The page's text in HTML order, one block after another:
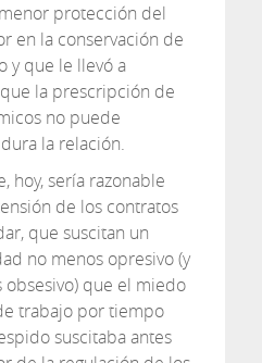
protección del
en la conservación de
y que le llevó a
la prescripción de
no puede
la relación.
hoy, sería razonable
de los contratos
que suscitan un
no menos opresivo (y
que el miedo
trabajo por tiempo
suscitaba antes